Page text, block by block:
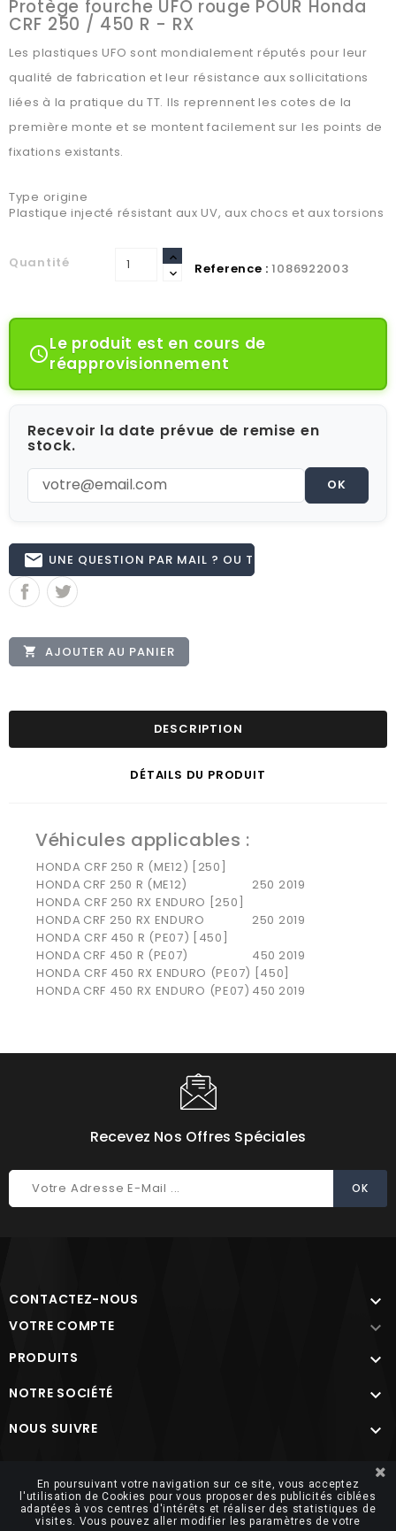
Protège fourche UFO rouge POUR Honda
CRF 250 / 450 R - RX
Les plastiques UFO sont mondialement réputés pour leur
qualité de fabrication et leur résistance aux sollicitations
liées à la pratique du TT. Ils reprennent les cotes de la
première monte et se montent facilement sur les points de
fixations existants.
Type origine
Plastique injecté résistant aux UV, aux chocs et aux torsions
Quantité Reference : 1086922003
Le produit est en cours de
réapprovisionnement
Recevoir la date prévue de remise en
stock.
OK
email UNE QUESTION PAR MAIL ? OU TÉL 02.51.62.16.59
 AJOUTER AU PANIER
DESCRIPTION
DÉTAILS DU PRODUIT
Véhicules applicables :
HONDA CRF 250 R (ME12) [250]
HONDA CRF 250 R (ME12) 250 2019
HONDA CRF 250 RX ENDURO [250]
HONDA CRF 250 RX ENDURO 250 2019
HONDA CRF 450 R (PE07) [450]
HONDA CRF 450 R (PE07) 450 2019
HONDA CRF 450 RX ENDURO (PE07) [450]
HONDA CRF 450 RX ENDURO (PE07) 450 2019
Recevez Nos Offres Spéciales
CONTACTEZ-NOUS 
VOTRE COMPTE 
PRODUITS 
NOTRE SOCIÉTÉ 
NOUS SUIVRE 
En poursuivant votre navigation sur ce site, vous acceptez
l'utilisation de Cookies pour vous proposer des publicités ciblées
adaptées à vos centres d'intérêts et réaliser des statistiques de
visites. Vous pouvez aller modifier les paramètres de votre